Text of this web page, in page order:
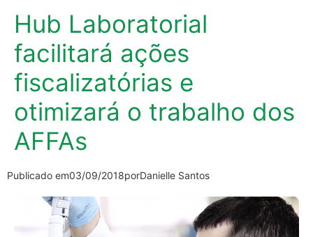
Hub Laboratorial
facilitará ações
fiscalizatórias e
otimizará o trabalho dos
AFFAs
Publicado em03/09/2018porDanielle Santos